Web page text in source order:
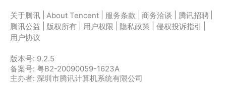
关于腾讯 About Tencent 服务条款 商务洽谈 腾讯招聘
腾讯公益
版权所有 用户权限 隐私政策 侵权投诉指引
用户协议
版本号: 9.2.5
备案号: 粤B2-20090059-1623A
主办者: 深圳市腾讯计算机系统有限公司